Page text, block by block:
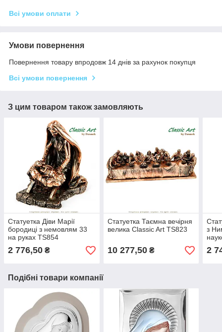
Всі умови оплати
Умови повернення
Повернення товару впродовж 14 днів за рахунок покупця
Всі умови повернення
З цим товаром також замовляють
Статуетка Діви Марії
бородиці з немовлям 33
на руках TS854
2 776,50 ₴
Статуетка Таємна вечірня
велика Classic Art TS823
10 277,50₴
з
2
Подібні товари компанії